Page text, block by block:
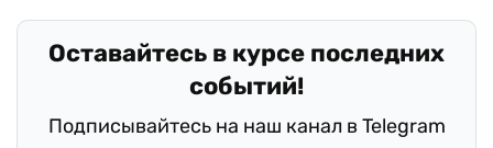
Оставайтесь в курсе последних
событий!
Подписывайтесь на наш канал в Telegram